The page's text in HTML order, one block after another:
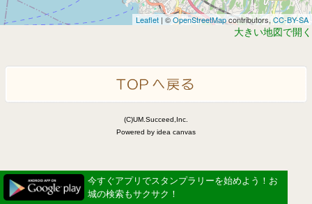
Leaflet | ©OpenStreetMapcontributors,CC-BY-SA
大きい地図で開く
(C)UM.Succeed,Inc.
Powered by idea canvas
今すぐアプリでスタンプラリーを始めよう！お
城の検索もサクサク！